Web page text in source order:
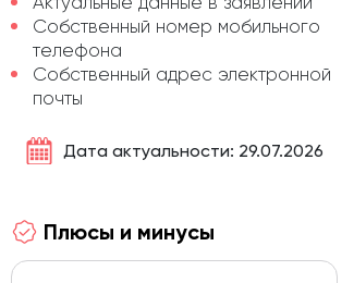
Собственный номер мобильного
телефона
Собственный адрес электронной
почты
Дата актуальности: 29.07.2026
Плюсы и минусы